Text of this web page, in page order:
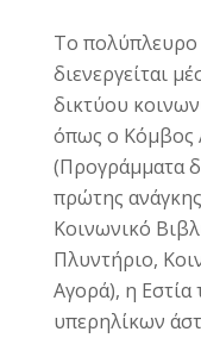
Το πολύπλευρο
διενεργείται
δικτύου
όπως ο Κόμβος
(Προγράμματα
πρώτης
Κοινωνικό
Πλυντήριο,
Αγορά), η
υπερηλίκων